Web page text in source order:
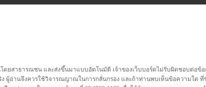
ดยสาธารณชน และส่งขึ้นมาแบบอัตโนมัติ เจ้าของเว็บบอร์ดไม่รับผิดชอบต่อข้อ
ง ผู้อ่านจึงควรใช้วิจารณญาณในการกลั่นกรอง และถ้าท่านพบเห็นข้อความใด